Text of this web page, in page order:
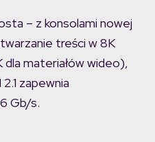
– z konsolami nowej
treści w 8K
materiałów wideo),
zapewnia
Gb/s.